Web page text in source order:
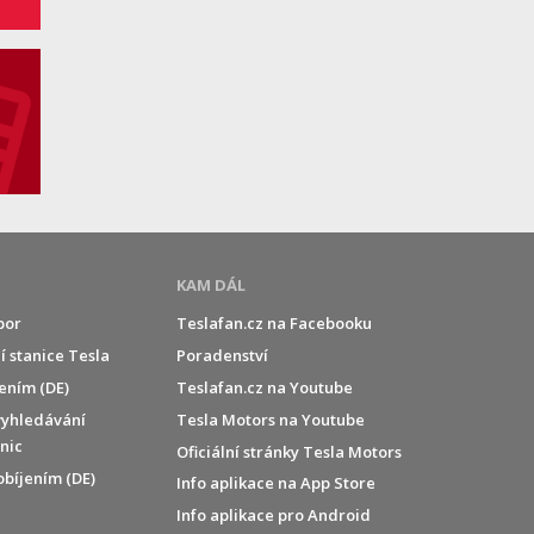
stanice Tesla
(DE)
(DE)
KAM DÁL
Teslafan.cz na Facebooku
Poradenství
Teslafan.cz na Youtube
Tesla Motors na Youtube
Oficiální stránky Tesla Motors
Info aplikace na App Store
Info aplikace pro Android